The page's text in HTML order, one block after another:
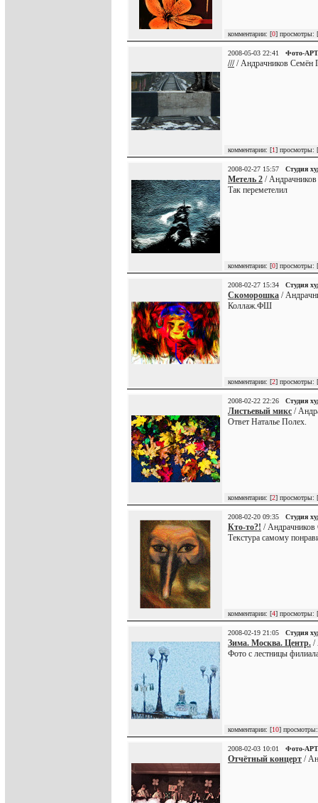
комментарии: [0] просмотры: [
2008-05-03 22:41 Фото-АРТ
//// Андрачников Семён
комментарии: [1] просмотры: [
2008-02-27 15:57 Студия
Метель 2 /
Так переметелил
комментарии: [0] просмотры: [
2008-02-27 15:34 Студия
Скоморошка /
Коллаж.ФШ
комментарии: [2] просмотры: [
2008-02-22 22:26 Студия
Листьевый микс /
Ответ Наталье Полех.
комментарии: [2] просмотры: [
2008-02-20 09:35 Студия
Кто-то?! / Андрачников
Текстура самому
комментарии: [4] просмотры: [
2008-02-19 21:05 Студия
Зима. Москва. Центр. /
Фото с лестницы
комментарии: [10]
2008-02-03 10:01 Фото-АРТ
Отчётный концерт /